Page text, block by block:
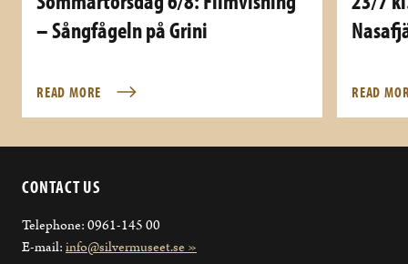
– Sångfågeln på Grini
READ MORE READ
CONTACT US
Telephone: 0961-145 00
E-mail:info@silvermuseet.se »